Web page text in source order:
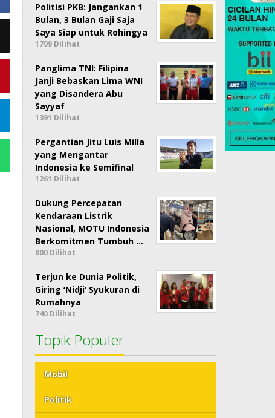
Politisi PKB: Jangankan 1
Bulan, 3 Bulan Gaji Saja
Saya Siap untuk Rohingya
1709 Dilihat
Panglima TNI: Filipina
Janji Bebaskan Lima WNI
yang Disandera Abu
Sayyaf
1391 Dilihat
Pergantian Jitu Luis Milla
yang Mengantar
Indonesia ke Semifinal
1261 Dilihat
Dukung Percepatan
Kendaraan Listrik
Nasional, MOTU Indonesia
Berkomitmen Tumbuh …
800 Dilihat
Terjun ke Dunia Politik,
Giring ‘Nidji’ Syukuran di
Rumahnya
740 Dilihat
Topik Populer
Mobil
Politik